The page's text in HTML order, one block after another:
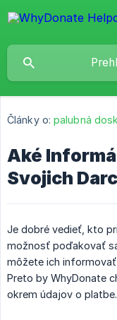
Články o: palubná
Aké
Svojich
Je dobré vedieť, kto
možnosť poďakovať
môžete ich
Preto by WhyDonate
okrem údajov o platbe.